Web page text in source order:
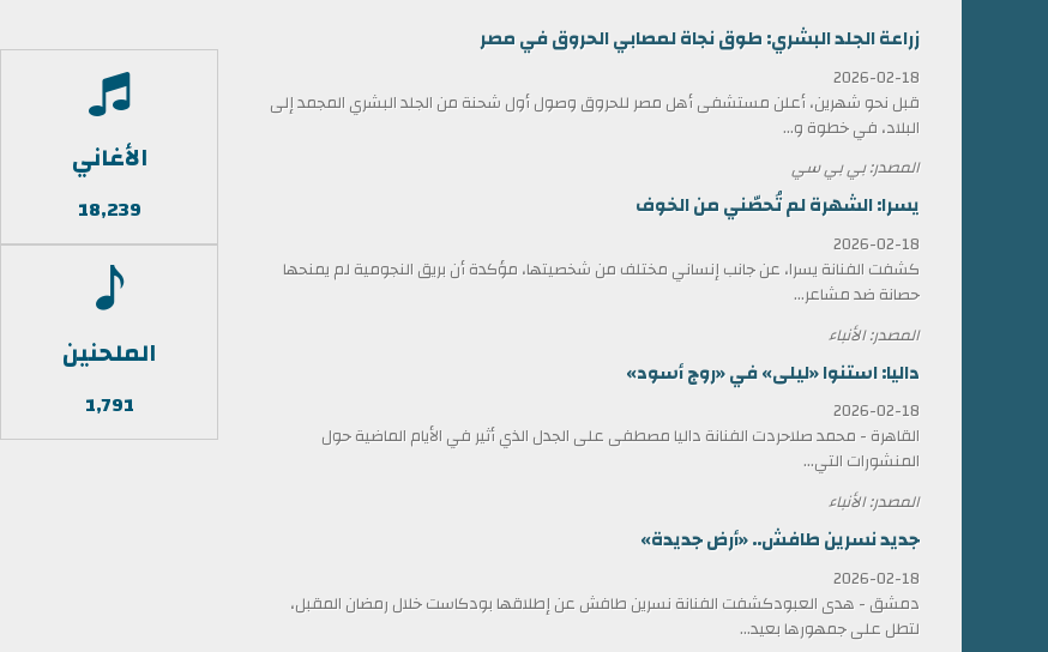
زراعة الجلد البشري: طوق نجاة لمصابي الحروق في مصر
2026-02-18
قبل نحو شهرين، أعلن مستشفى أهل مصر للحروق وصول أول شحنة من الجلد البشري المجمد إلى
البلاد، في خطوة و...
المصدر: بي بي سي
يسرا: الشهرة لم تُحصّني من الخوف
2026-02-18
كشفت الفنانة يسرا، عن جانب إنساني مختلف من شخصيتها، مؤكدة أن بريق النجومية لم يمنحها
حصانة ضد مشاعر...
المصدر: الأنباء
داليا: استنوا «ليلى» في «روج أسود»
2026-02-18
القاهرة - محمد صلاحردت الفنانة داليا مصطفى على الجدل الذي أثير في الأيام الماضية حول
المنشورات التي...
المصدر: الأنباء
جديد نسرين طافش.. «أرض جديدة»
2026-02-18
دمشق - هدى العبودكشفت الفنانة نسرين طافش عن إطلاقها بودكاست خلال رمضان المقبل،
لتطل على جمهورها بعيد...
الأغاني
18,239
الملحنين
1,791